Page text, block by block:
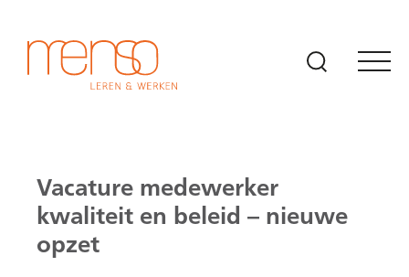
Vacature medewerker
kwaliteit en beleid – nieuwe
opzet